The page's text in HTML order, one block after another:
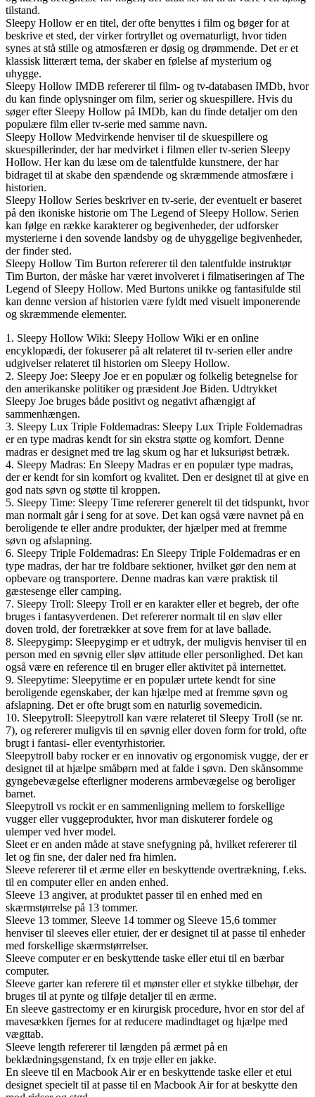
tilstand.
Sleepy Hollow er en titel, der ofte benyttes i film og bøger for at
beskrive et sted, der virker fortryllet og overnaturligt, hvor tiden
synes at stå stille og atmosfæren er døsig og drømmende. Det er et
klassisk litterært tema, der skaber en følelse af mysterium og
uhygge.
Sleepy Hollow IMDB refererer til film- og tv-databasen IMDb, hvor
du kan finde oplysninger om film, serier og skuespillere. Hvis du
søger efter Sleepy Hollow på IMDb, kan du finde detaljer om den
populære film eller tv-serie med samme navn.
Sleepy Hollow Medvirkende henviser til de skuespillere og
skuespillerinder, der har medvirket i filmen eller tv-serien Sleepy
Hollow. Her kan du læse om de talentfulde kunstnere, der har
bidraget til at skabe den spændende og skræmmende atmosfære i
historien.
Sleepy Hollow Series beskriver en tv-serie, der eventuelt er baseret
på den ikoniske historie om The Legend of Sleepy Hollow. Serien
kan følge en række karakterer og begivenheder, der udforsker
mysterierne i den sovende landsby og de uhyggelige begivenheder,
der finder sted.
Sleepy Hollow Tim Burton refererer til den talentfulde instruktør
Tim Burton, der måske har været involveret i filmatiseringen af The
Legend of Sleepy Hollow. Med Burtons unikke og fantasifulde stil
kan denne version af historien være fyldt med visuelt imponerende
og skræmmende elementer.
1. Sleepy Hollow Wiki: Sleepy Hollow Wiki er en online
encyklopædi, der fokuserer på alt relateret til tv-serien eller andre
udgivelser relateret til historien om Sleepy Hollow.
2. Sleepy Joe: Sleepy Joe er en populær og folkelig betegnelse for
den amerikanske politiker og præsident Joe Biden. Udtrykket
Sleepy Joe bruges både positivt og negativt afhængigt af
sammenhængen.
3. Sleepy Lux Triple Foldemadras: Sleepy Lux Triple Foldemadras
er en type madras kendt for sin ekstra støtte og komfort. Denne
madras er designet med tre lag skum og har et luksuriøst betræk.
4. Sleepy Madras: En Sleepy Madras er en populær type madras,
der er kendt for sin komfort og kvalitet. Den er designet til at give en
god nats søvn og støtte til kroppen.
5. Sleepy Time: Sleepy Time refererer generelt til det tidspunkt, hvor
man normalt går i seng for at sove. Det kan også være navnet på en
beroligende te eller andre produkter, der hjælper med at fremme
søvn og afslapning.
6. Sleepy Triple Foldemadras: En Sleepy Triple Foldemadras er en
type madras, der har tre foldbare sektioner, hvilket gør den nem at
opbevare og transportere. Denne madras kan være praktisk til
gæstesenge eller camping.
7. Sleepy Troll: Sleepy Troll er en karakter eller et begreb, der ofte
bruges i fantasyverdenen. Det refererer normalt til en sløv eller
doven trold, der foretrækker at sove frem for at lave ballade.
8. Sleepygimp: Sleepygimp er et udtryk, der muligvis henviser til en
person med en søvnig eller sløv attitude eller personlighed. Det kan
også være en reference til en bruger eller aktivitet på internettet.
9. Sleepytime: Sleepytime er en populær urtete kendt for sine
beroligende egenskaber, der kan hjælpe med at fremme søvn og
afslapning. Det er ofte brugt som en naturlig sovemedicin.
10. Sleepytroll: Sleepytroll kan være relateret til Sleepy Troll (se nr.
7), og refererer muligvis til en søvnig eller doven form for trold, ofte
brugt i fantasi- eller eventyrhistorier.
Sleepytroll baby rocker er en innovativ og ergonomisk vugge, der er
designet til at hjælpe småbørn med at falde i søvn. Den skånsomme
gyngebevægelse efterligner moderens armbevægelse og beroliger
barnet.
Sleepytroll vs rockit er en sammenligning mellem to forskellige
vugger eller vuggeprodukter, hvor man diskuterer fordele og
ulemper ved hver model.
Sleet er en anden måde at stave snefygning på, hvilket refererer til
let og fin sne, der daler ned fra himlen.
Sleeve refererer til et ærme eller en beskyttende overtrækning, f.eks.
til en computer eller en anden enhed.
Sleeve 13 angiver, at produktet passer til en enhed med en
skærmstørrelse på 13 tommer.
Sleeve 13 tommer, Sleeve 14 tommer og Sleeve 15,6 tommer
henviser til sleeves eller etuier, der er designet til at passe til enheder
med forskellige skærmstørrelser.
Sleeve computer er en beskyttende taske eller etui til en bærbar
computer.
Sleeve garter kan referere til et mønster eller et stykke tilbehør, der
bruges til at pynte og tilføje detaljer til en ærme.
En sleeve gastrectomy er en kirurgisk procedure, hvor en stor del af
mavesækken fjernes for at reducere madindtaget og hjælpe med
vægttab.
Sleeve length refererer til længden på ærmet på en
beklædningsgenstand, fx en trøje eller en jakke.
En sleeve til en Macbook Air er en beskyttende taske eller et etui
designet specielt til at passe til en Macbook Air for at beskytte den